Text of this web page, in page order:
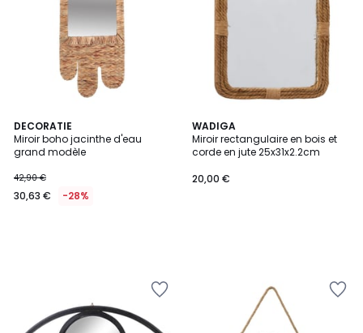
DECORATIE
Miroir boho jacinthe d'eau
grand modèle
42,90 €
30,63 € -28%
WADIGA
Miroir rectangulaire en bois et
corde en jute 25x31x2.2cm
20,00 €